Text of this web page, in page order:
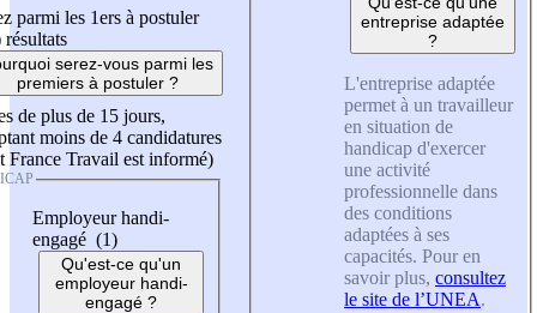
parmi les 1ers à postuler
résultats
serez-vous parmi les
premiers à postuler ?
de plus de 15 jours,
moins de 4 candidatures
France Travail est informé)
Employeur handi-
engagé (1)
Qu'est-ce qu'un
employeur handi-
engagé ?
entreprise adaptée
?
L'entreprise adaptée
permet à un travailleur
en situation de
handicap d'exercer
une activité
professionnelle dans
des conditions
adaptées à ses
capacités. Pour en
savoir plus, consultez
le site de l’UNEA.